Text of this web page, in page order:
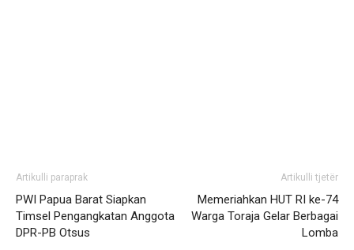
Artikulli paraprak
PWI Papua Barat Siapkan
Timsel Pengangkatan Anggota
DPR-PB Otsus
Artikulli tjetër
Memeriahkan HUT RI ke-74
Warga Toraja Gelar Berbagai
Lomba